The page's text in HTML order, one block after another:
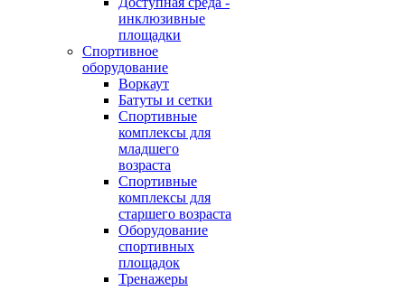
инклюзивные
площадки
Спортивное
оборудование
Воркаут
Батуты и сетки
Спортивные
комплексы для
младшего
возраста
Спортивные
комплексы для
старшего возраста
Оборудование
спортивных
площадок
Тренажеры